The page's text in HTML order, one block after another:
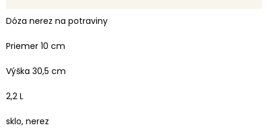
Dóza nerez na potraviny
Priemer 10 cm
Výška 30,5 cm
2,2 L
sklo, nerez